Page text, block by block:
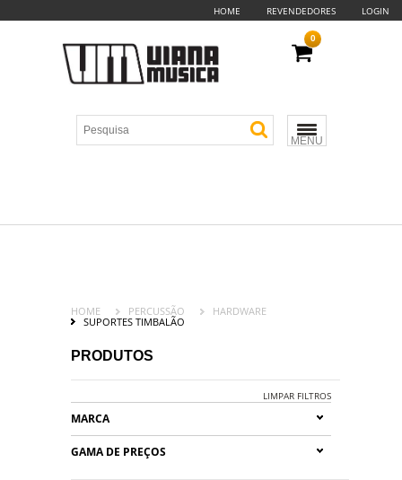
HOME REVENDEDORES LOGIN
MENU
0
HOME PERCUSSÃO
HARDWARE
SUPORTES TIMBALÃO
PRODUTOS
LIMPAR FILTROS
MARCA
GAMA DE PREÇOS